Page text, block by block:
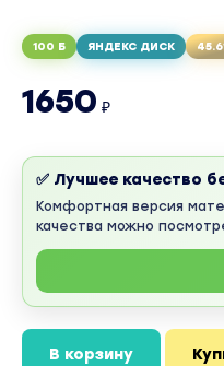
100 Б ЯНДЕКС ДИСК
1650 ₽
✅ Лучшее качество
Комфортная версия
качества можно
В корзину